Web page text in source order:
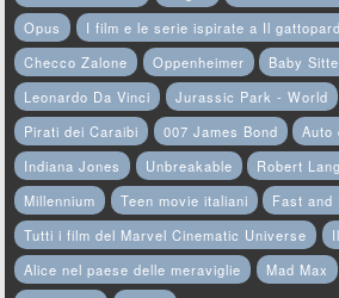
Opus
I film e le serie ispirate a Il
Checco Zalone
Oppenheimer Baby
Leonardo Da Vinci
Jurassic Park - World
Pirati dei Caraibi
007 James Bond Auto
Indiana Jones
Unbreakable Robert
Millennium
Teen movie italiani
Fast and
Tutti i film del Marvel Cinematic Universe
Alice nel paese delle meraviglie
Mad Max